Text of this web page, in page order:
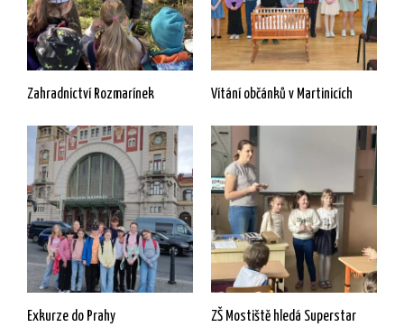
Zahradnictví Rozmarínek Vítání občánků v Martinicích
Exkurze do Prahy ZŠ Mostiště hledá Superstar